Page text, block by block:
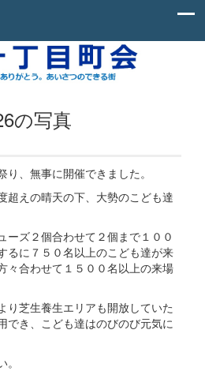
の写真
り、無事に開催できました。
超えの晴天の下、大勢のこども達
ーズ２個合わせて２個まで１００
るに７５０名以上のこども達が来
々合わせて１５００名以上の来場
り芝生養生エリアも開放していた
でき、こども達はのびのび元気に